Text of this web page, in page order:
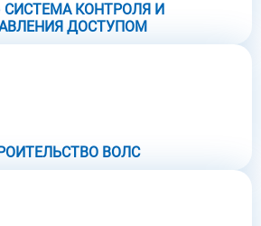
СИСТЕМА КОНТРОЛЯ И
ДОСТУПОМ
ВОЛС